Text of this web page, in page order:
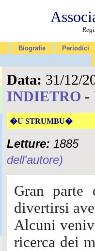
Biografie Periodici
Data: 31/12/
INDIETRO -
�U STRUMBU�
Letture: 1885
dell'autore)
Gran parte
divertirsi
Alcuni
ricerca dei